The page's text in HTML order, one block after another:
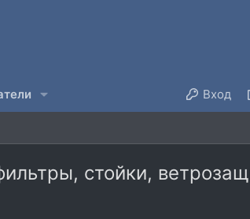
Вход
стойки,